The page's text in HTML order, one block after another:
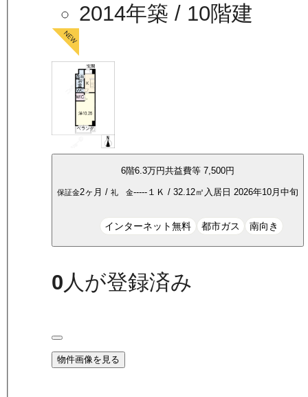
2014年築 / 10階建
6階6.3万円共益費等7,500円
保証金2ヶ月 /礼 金----- １Ｋ /32.12㎡ 入居日2026年10月中旬
インターネット無料 都市ガス 南向き
0 人が登録済み
物件画像を見る